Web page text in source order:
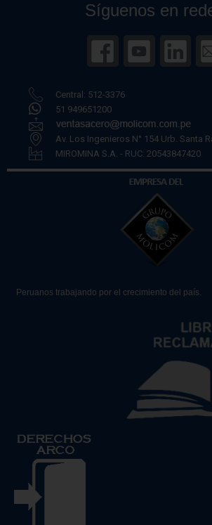
Síguenos en
Central: 512-3376
51 949651200
Av. Los Ingenieros N° 154 Urb. Santa
MIROMINA S.A. - RUC: 20543847420
Peruanos trabajando por el crecimiento del país.